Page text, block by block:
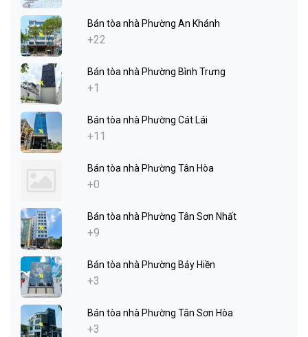
Bán tòa nhà Phường An Khánh
+22
Bán tòa nhà Phường Bình Trưng
+1
Bán tòa nhà Phường Cát Lái
+11
Bán tòa nhà Phường Tân Hòa
+0
Bán tòa nhà Phường Tân Sơn Nhất
+9
Bán tòa nhà Phường Bảy Hiền
+3
Bán tòa nhà Phường Tân Sơn Hòa
+3